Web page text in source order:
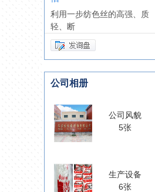
江
公司相册
公司风貌
5张
生产设备
6张